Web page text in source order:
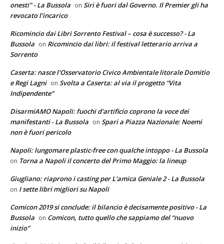
onesti" - La Bussola on Siri è fuori dal Governo. Il Premier gli ha
revocato l’incarico
Ricomincio dai Libri Sorrento Festival – cosa è successo? - La
Bussola on Ricomincio dai libri: il festival letterario arriva a
Sorrento
Caserta: nasce l'Osservatorio Civico Ambientale litorale Domitio
e Regi Lagni on Svolta a Caserta: al via il progetto “Vita
Indipendente”
DisarmiAMO Napoli: fuochi d'artificio coprono la voce dei
manifestanti - La Bussola on Spari a Piazza Nazionale: Noemi
non è fuori pericolo
Napoli: lungomare plastic-free con qualche intoppo - La Bussola
on Torna a Napoli il concerto del Primo Maggio: la lineup
Giugliano: riaprono i casting per L'amica Geniale 2 - La Bussola
on I sette libri migliori su Napoli
Comicon 2019 si conclude: il bilancio è decisamente positivo - La
Bussola on Comicon, tutto quello che sappiamo del “nuovo
inizio”